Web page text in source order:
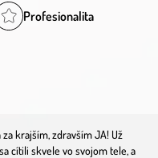
Profesionalita
krajším, zdravším JA! Už
cítili skvele vo svojom tele, a